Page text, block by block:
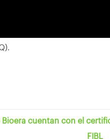
cuentan con el
FIBL